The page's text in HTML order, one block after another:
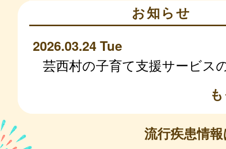
お知らせ
2026.03.24 Tue
芸西村の子育て支援サービス
流行疾患情